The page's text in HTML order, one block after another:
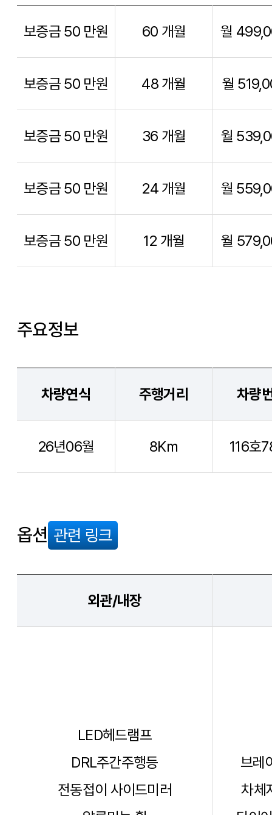
보증금 50 만원 60 개월 월
보증금 50 만원 48 개월 월
보증금 50 만원 36 개월 월
보증금 50 만원 24 개월 월
보증금 50 만원 12 개월 월
주요정보
차량연식 주행거리
26년06월 8Km
차량
116호
옵션 관련 링크
외관/내장
LED헤드램프
DRL주간주행등
전동접이 사이드미러
브레
차체